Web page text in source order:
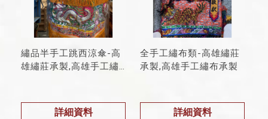
繡品半手工跳西涼傘-高
雄繡莊承製,高雄手工繡
詳細資料
全手工繡布類-高雄繡莊
承製,高雄手工繡布承製
詳細資料